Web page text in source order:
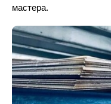
мастера.